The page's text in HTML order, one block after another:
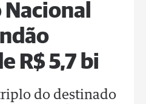
R$ 5,7 bi
do destinado